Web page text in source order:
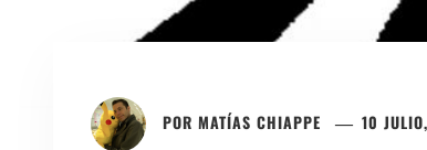
POR MATÍAS CHIAPPE 10